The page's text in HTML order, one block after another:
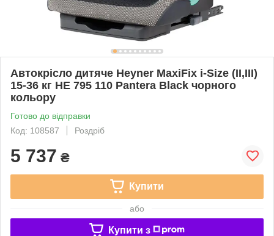
Автокрісло дитяче Heyner MaxiFix i-Size (II,III)
15-36 кг HE 795 110 Pantera Black чорного
кольору
Готово до відправки
Код: 108587
Роздріб
5 737 ₴
Купити
або
Купити з